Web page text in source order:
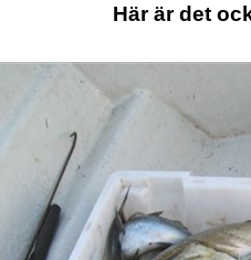
Här är det